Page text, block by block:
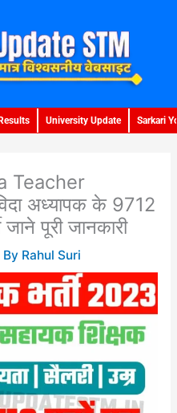
Results University Update Sarkari
Teacher
अध्यापक के 9712
पूरी जानकारी
By Rahul Suri